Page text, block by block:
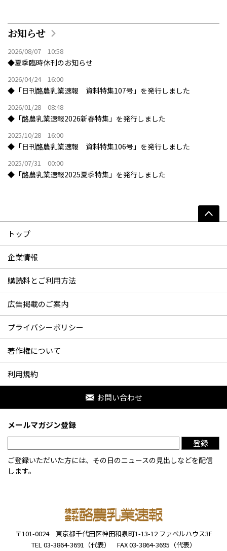
お知らせ
2026/08/07 10:58
◆夏季臨時休刊のお知らせ
2026/04/24 16:00
◆「日刊酪農乳業速報 資料特集107号」を発行しました
2026/01/28 08:48
◆「酪農乳業速報2026新春特集」を発行しました
2025/10/28 16:00
◆「日刊酪農乳業速報 資料特集106号」を発行しました
2025/07/31 00:00
◆「酪農乳業速報2025夏季特集」を発行しました
トップ
企業情報
購読料とご利用方法
広告掲載のご案内
プライバシーポリシー
著作権について
利用規約
お問い合わせ
〒101-0024 東京都千代田区神田和泉町1-13-12 ファベルハウス3F
TEL 03-3864-3691（代表）
FAX 03-3864-3695（代表）
メールマガジン登録
登録
ご登録いただいた方には、その日のニュースの見出しなどを配信
します。